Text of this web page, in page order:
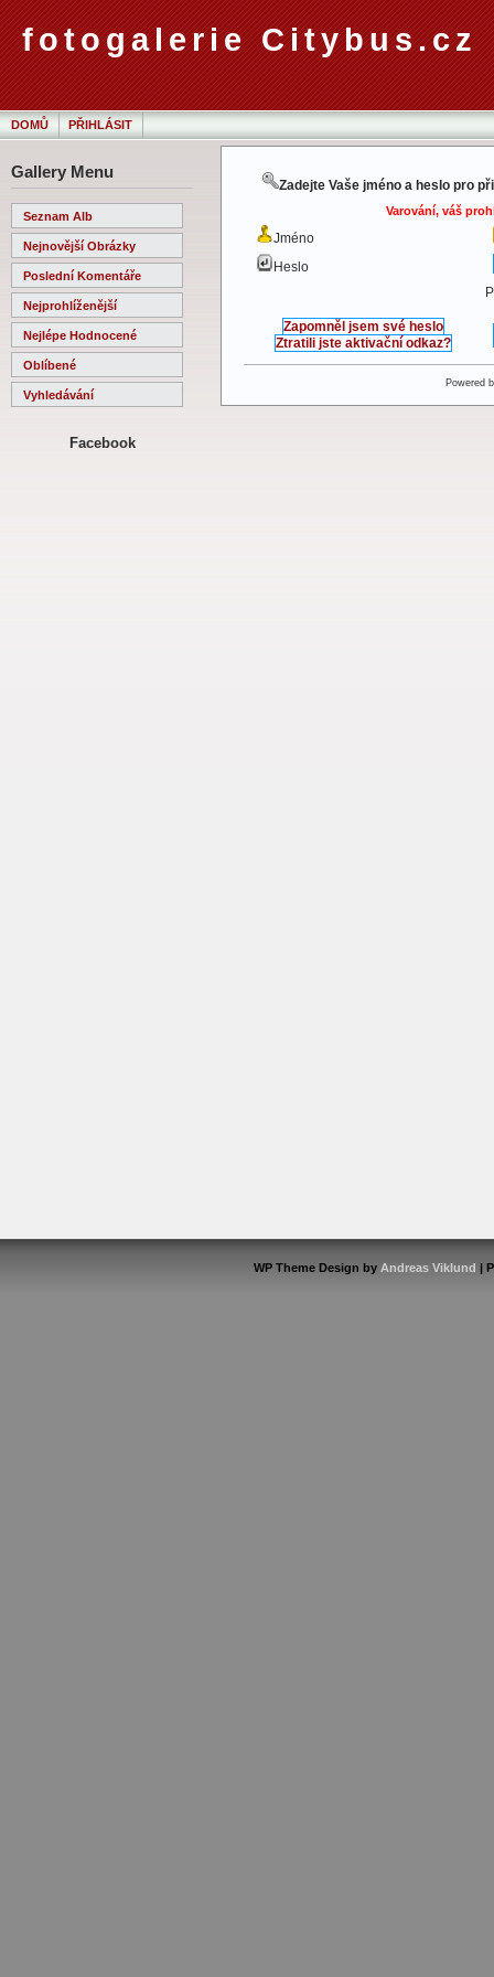
fotogalerie Citybus.cz
DOMŮ PŘIHLÁSIT
Gallery Menu
Seznam Alb
Nejnovější Obrázky
Poslední Komentáře
Nejprohlíženější
Nejlépe Hodnocené
Oblíbené
Vyhledávání
Facebook
Zadejte Vaše jméno a heslo pro
Varování, váš
Jméno
Heslo
Zapomněl jsem své heslo
Ztratili jste aktivační odkaz?
Powered
WP Theme Design by Andreas Viklund |